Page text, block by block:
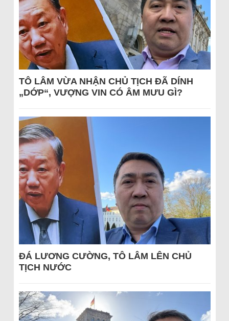
TÔ LÂM VỪA NHẬN CHỦ TỊCH ĐÃ DÍNH
„DỚP“, VƯỢNG VIN CÓ ÂM MƯU GÌ?
ĐÁ LƯƠNG CƯỜNG, TÔ LÂM LÊN CHỦ
TỊCH NƯỚC